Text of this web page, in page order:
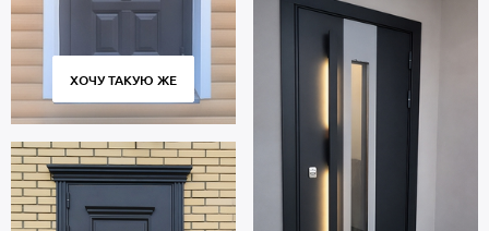
ХОЧУ ТАКУЮ ЖЕ